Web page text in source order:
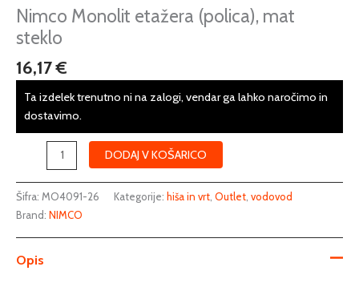
Nimco Monolit etažera (polica), mat
steklo
16,17€
Ta izdelek trenutno ni na zalogi, vendar ga lahko naročimo in
dostavimo.
(polica),
mat
steklo
količina
DODAJ V KOŠARICO
Šifra: MO4091-26 Kategorije: hiša in vrt Outlet vodovod
Brand: NIMCO
Opis